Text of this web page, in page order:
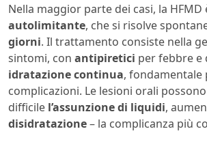
Nella maggior parte dei casi, la HFMD
autolimitante, che si risolve
giorni. Il trattamento consiste nella
sintomi, con antipiretici per febbre e
idratazione continua, fondamentale
complicazioni. Le lesioni orali
difficile l’assunzione di liquidi,
disidratazione– la complicanza più